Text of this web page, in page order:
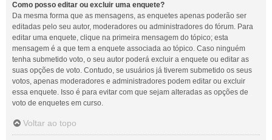
Como posso editar ou excluir uma enquete?
Da mesma forma que as mensagens, as enquetes apenas poderão ser
editadas pelo seu autor, moderadores ou administradores do fórum. Para
editar uma enquete, clique na primeira mensagem do tópico; esta
mensagem é a que tem a enquete associada ao tópico. Caso ninguém
tenha submetido voto, o seu autor poderá excluir a enquete ou editar as
suas opções de voto. Contudo, se usuários já tiverem submetido os seus
votos, apenas moderadores e administradores podem editar ou excluir
essa enquete. Isso é para evitar com que sejam alteradas as opções de
voto de enquetes em curso.
Voltar ao topo